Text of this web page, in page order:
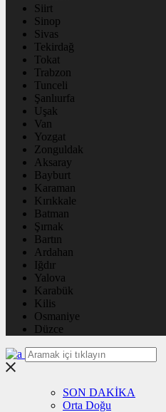
Siirt
Sinop
Sivas
Tekirdağ
Tokat
Trabzon
Tunceli
Şanlıurfa
Uşak
Van
Yozgat
Zonguldak
Aksaray
Bayburt
Karaman
Kırıkkale
Batman
Şırnak
Bartın
Ardahan
Iğdır
Yalova
Karabük
Kilis
Osmaniye
Düzce
SON DAKİKA
Orta Doğu